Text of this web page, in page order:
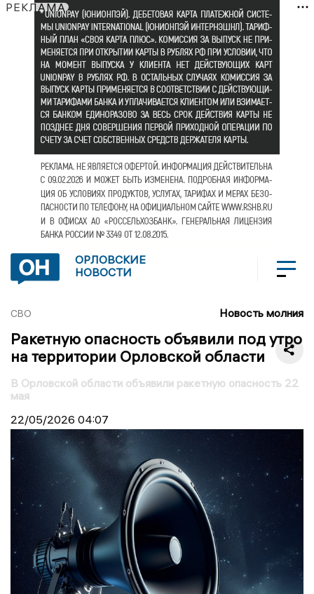
РЕКЛАМА
ОРЛОВСКИЕ
НОВОСТИ
СВО Новость молния
Ракетную опасность объявили под утро
на территории Орловской области
В Орловской области объявили ракетную опасность 22
мая
22/05/2026 04:07